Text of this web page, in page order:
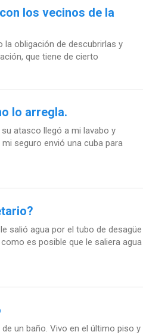
los vecinos de la
la obligación de descubrirlas y
que tiene de cierto
lo arregla.
atasco llegó a mi lavabo y
seguro envió una cuba para
salió agua por el tubo de desagüe
es posible que le saliera agua
un baño. Vivo en el último piso y